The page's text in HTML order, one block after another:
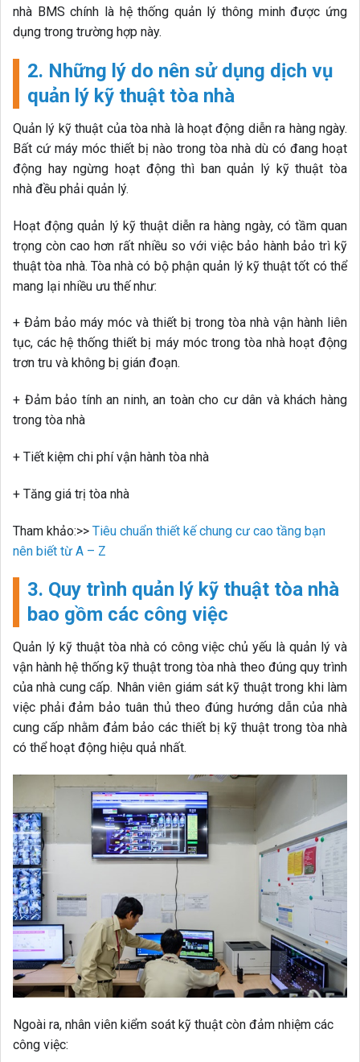
nhà BMS chính là hệ thống quản lý thông minh được ứng
dụng trong trường hợp này.
2. Những lý do nên sử dụng dịch vụ
quản lý kỹ thuật tòa nhà
Quản lý kỹ thuật của tòa nhà là hoạt động diễn ra hàng ngày.
Bất cứ máy móc thiết bị nào trong tòa nhà dù có đang hoạt
động hay ngừng hoạt động thì ban quản lý kỹ thuật tòa
nhà đều phải quản lý.
Hoạt động quản lý kỹ thuật diễn ra hàng ngày, có tầm quan
trọng còn cao hơn rất nhiều so với việc bảo hành bảo trì kỹ
thuật tòa nhà. Tòa nhà có bộ phận quản lý kỹ thuật tốt có thể
mang lại nhiều ưu thế như:
+ Đảm bảo máy móc và thiết bị trong tòa nhà vận hành liên
tục, các hệ thống thiết bị máy móc trong tòa nhà hoạt động
trơn tru và không bị gián đoạn.
+ Đảm bảo tính an ninh, an toàn cho cư dân và khách hàng
trong tòa nhà
+ Tiết kiệm chi phí vận hành tòa nhà
+ Tăng giá trị tòa nhà
Tham khảo:>> Tiêu chuẩn thiết kế chung cư cao tầng bạn
nên biết từ A – Z
3. Quy trình quản lý kỹ thuật tòa nhà
bao gồm các công việc
Quản lý kỹ thuật tòa nhà có công việc chủ yếu là quản lý và
vận hành hệ thống kỹ thuật trong tòa nhà theo đúng quy trình
của nhà cung cấp. Nhân viên giám sát kỹ thuật trong khi làm
việc phải đảm bảo tuân thủ theo đúng hướng dẫn của nhà
cung cấp nhằm đảm bảo các thiết bị kỹ thuật trong tòa nhà
có thể hoạt động hiệu quả nhất.
Ngoài ra, nhân viên kiểm soát kỹ thuật còn đảm nhiệm các
công việc: